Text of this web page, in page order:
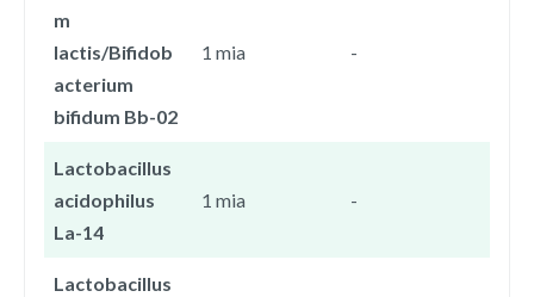
m
lactis/Bifidob
acterium
bifidum Bb-02
1 mia -
Lactobacillus
acidophilus
La-14
1 mia -
Lactobacillus